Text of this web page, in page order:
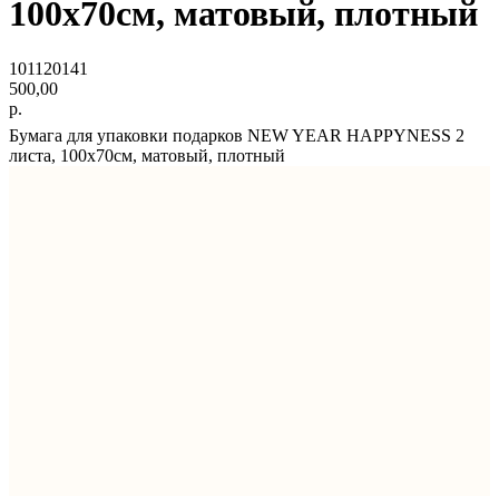
100х70см, матовый, плотный
101120141
500,00
р.
Бумага для упаковки подарков NEW YEAR HAPPYNESS 2
листа, 100х70см, матовый, плотный